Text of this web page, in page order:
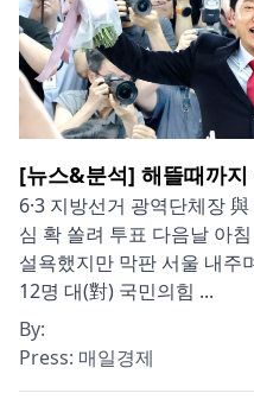
[뉴스&분석] 해뜰때까
6·3 지방선거 광역단체장
심 확 쏠려 투표 다음날 아
설욕했지만 막판 서울 내주
12명 대(對) 국민의힘 ...
By:
Press: 매일경제